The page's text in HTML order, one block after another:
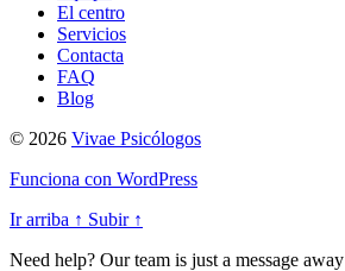
El centro
Servicios
Contacta
FAQ
Blog
© 2026 Vivae Psicólogos
Funciona con WordPress
Ir arriba ↑ Subir ↑
Need help? Our team is just a message away